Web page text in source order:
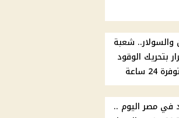
والسولار.. شعبة
بتحريك الوقود
ساعة
في مصر اليوم ..